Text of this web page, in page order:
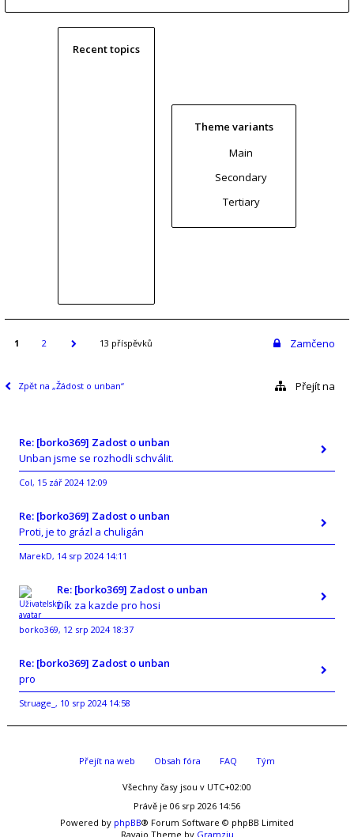
Recent topics
Theme variants
Main
Secondary
Tertiary
1 2 13 příspěvků Zamčeno
Zpět na „Žádost o unban“ Přejít na
Re: [borko369] Zadost o unban
Unban jsme se rozhodli schválit.
Col, 15 zář 2024 12:09
Re: [borko369] Zadost o unban
Proti, je to grázl a chuligán
MarekD, 14 srp 2024 14:11
Re: [borko369] Zadost o unban
Dík za kazde pro hosi
borko369, 12 srp 2024 18:37
Re: [borko369] Zadost o unban
pro
Struage_ , 10 srp 2024 14:58
Přejít na web Obsah fóra FAQ Tým
Všechny časy jsou v UTC+02:00
Právě je 06 srp 2026 14:56
Powered by phpBB® Forum Software © phpBB Limited
Ravaio Theme by Gramziu